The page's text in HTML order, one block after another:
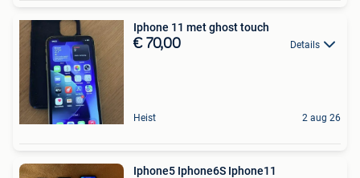
Iphone 11 met ghost touch
€ 70,00 Details
Heist 2 aug 26
Iphone5 Iphone6S Iphone11